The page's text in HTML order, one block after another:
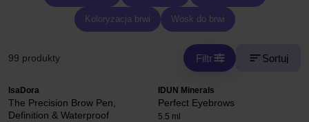
Koloryzacja brwi Wosk do brwi
99 produkty Filtr Sortuj
IsaDora
The Precision Brow Pen,
Definition & Waterproof
IDUN Minerals
Perfect Eyebrows
5.5 ml